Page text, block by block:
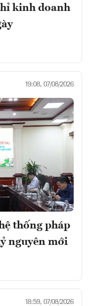
kinh doanh
19:08, 07/08/2026
thống pháp
nguyên mới
18:59, 07/08/2026